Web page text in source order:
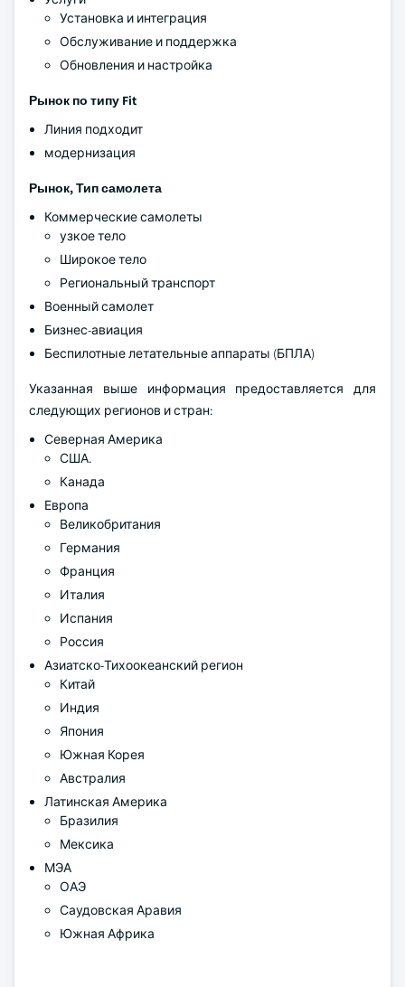
Установка и интеграция
Обслуживание и поддержка
Обновления и настройка
Рынок по типу Fit
Линия подходит
модернизация
Рынок, Тип самолета
Коммерческие самолеты
узкое тело
Широкое тело
Региональный транспорт
Военный самолет
Бизнес-авиация
Беспилотные летательные аппараты (БПЛА)
Указанная выше информация предоставляется для
следующих регионов и стран:
Северная Америка
США.
Канада
Европа
Великобритания
Германия
Франция
Италия
Испания
Россия
Азиатско-Тихоокеанский регион
Китай
Индия
Япония
Южная Корея
Австралия
Латинская Америка
Бразилия
Мексика
МЭА
ОАЭ
Саудовская Аравия
Южная Африка